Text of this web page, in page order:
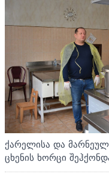
ქარელისა და
ცხენის ხორცი